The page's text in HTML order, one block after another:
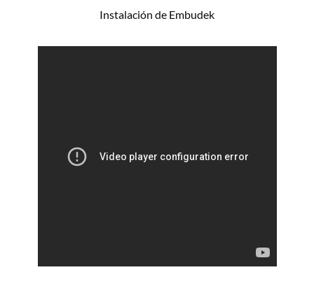
Instalación de Embudek